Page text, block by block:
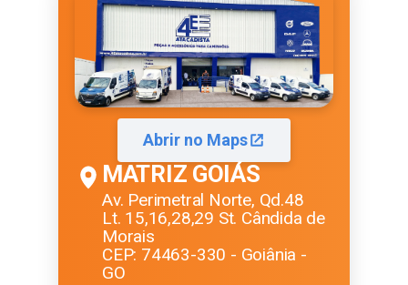
Abrir no Maps
MATRIZ GOIÁS
Av. Perimetral Norte, Qd.48
Lt. 15,16,28,29 St. Cândida de
Morais
CEP: 74463-330 - Goiânia -
GO